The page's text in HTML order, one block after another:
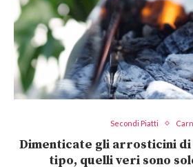
Secondi Piatti
Dimenticate gli arrosticini
tipo, quelli veri sono